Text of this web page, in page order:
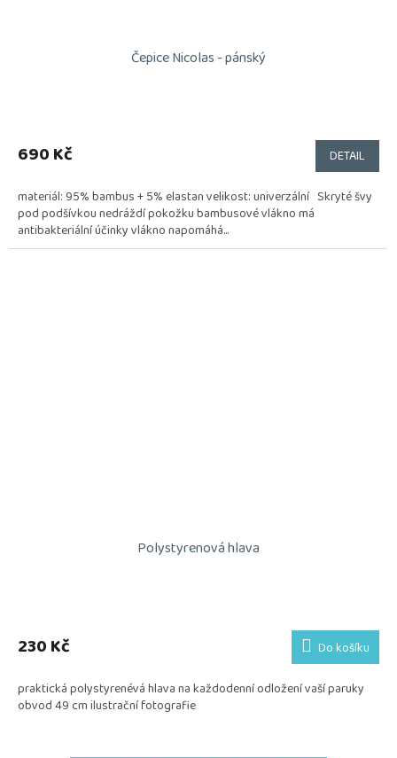
Čepice Nicolas - pánský
690 Kč DETAIL
materiál: 95% bambus + 5% elastan velikost: univerzální Skryté švy
pod podšívkou nedráždí pokožku bambusové vlákno má
antibakteriální účinky vlákno napomáhá...
Polystyrenová hlava
230 Kč Do košíku
praktická polystyrenévá hlava na každodenní odložení vaší paruky
obvod 49 cm ilustrační fotografie